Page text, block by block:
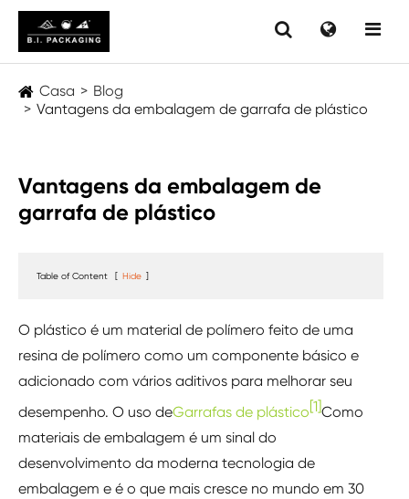
Casa
Blog
Vantagens da embalagem de garrafa de plástico
Vantagens da embalagem de
garrafa de plástico
Table of Content [ Hide ]
O plástico é um material de polímero feito de uma
resina de polímero como um componente básico e
adicionado com vários aditivos para melhorar seu
desempenho. O uso deGarrafas de plástico[1]Como
materiais de embalagem é um sinal do
desenvolvimento da moderna tecnologia de
embalagem e é o que mais cresce no mundo em 30